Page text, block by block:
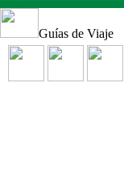
Guías de Viaje